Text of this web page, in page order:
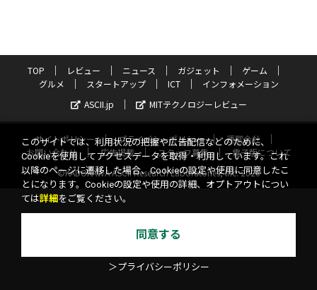
TOP レビュー ニュース ガジェット
ゲーム
グルメ
スタートアップ ICT
インフォメーション
ASCII.jp
MITテクノロジーレビュー
サイトポリシー プライバシーポリシー
運営会社
お問い合わせ
広告掲載 スタッフ募集
電子版について
©KADOKAWA ASCII Research Laboratories, Inc. 2026
このサイトでは、利用状況の把握や広告配信などのために、
Cookieを使用してアクセスデータを取得・利用しています。これ
以降のページに遷移した場合、Cookieの設定や使用に同意したこ
とになります。Cookieの設定や使用の詳細、オプトアウトについ
ては詳細 をご覧ください。
同意する
＞プライバシーポリシー